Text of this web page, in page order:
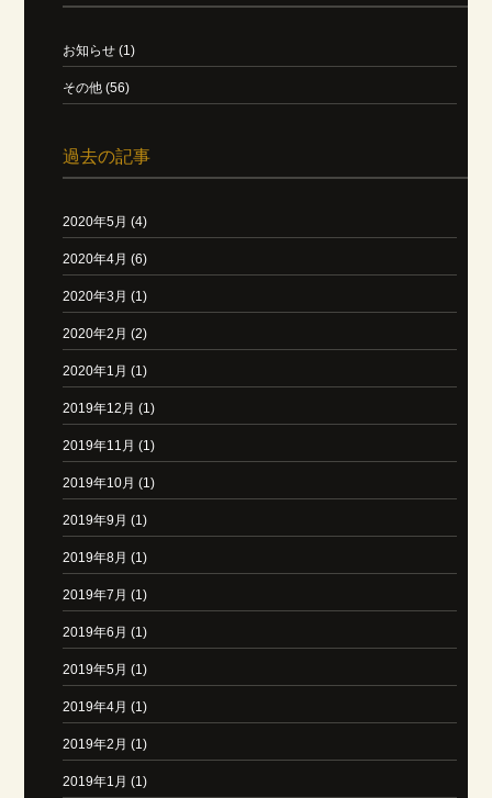
お知らせ (1)
その他 (56)
過去の記事
2020年5月 (4)
2020年4月 (6)
2020年3月 (1)
2020年2月 (2)
2020年1月 (1)
2019年12月 (1)
2019年11月 (1)
2019年10月 (1)
2019年9月 (1)
2019年8月 (1)
2019年7月 (1)
2019年6月 (1)
2019年5月 (1)
2019年4月 (1)
2019年2月 (1)
2019年1月 (1)